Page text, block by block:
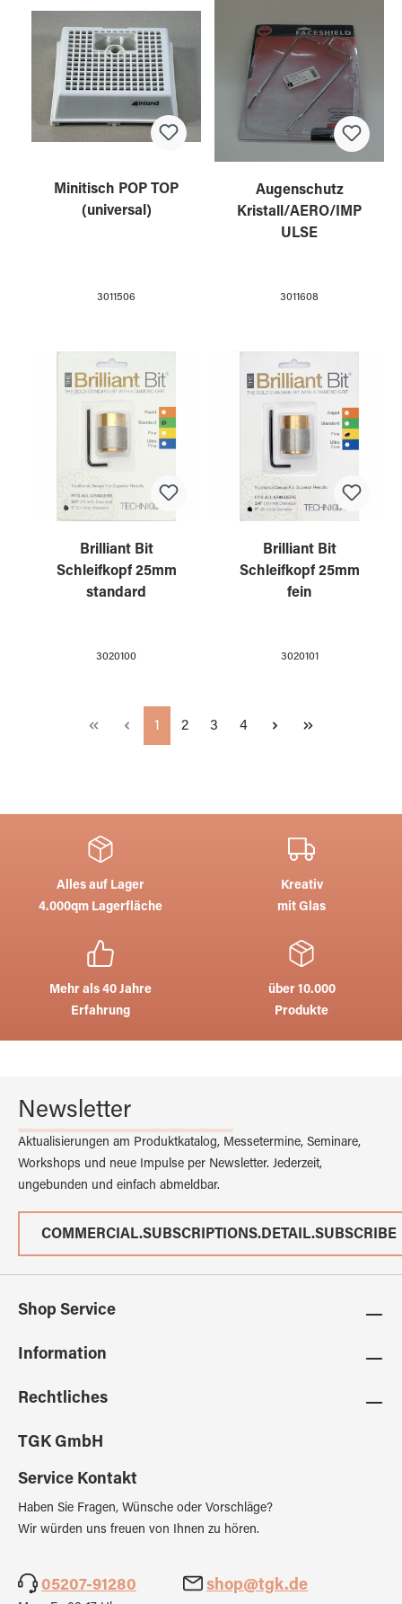
Minitisch POP TOP
(universal)
3011506
Augenschutz
Kristall/AERO/IMP
ULSE
3011608
Brilliant Bit
Schleifkopf 25mm
standard
3020100
Brilliant Bit
Schleifkopf 25mm
fein
3020101
Seite
1 Seite
2 Seite
3 Seite
4
Alles auf Lager
4.000qm Lagerfläche
Kreativ
mit Glas
Mehr als 40 Jahre
Erfahrung
über 10.000
Produkte
Newsletter
Aktualisierungen am Produktkatalog, Messetermine, Seminare,
Workshops und neue Impulse per Newsletter. Jederzeit,
ungebunden und einfach abmeldbar.
COMMERCIAL.SUBSCRIPTIONS.DETAIL.SUBSCRIBE
Shop Service
Information
Rechtliches
TGK GmbH
Service Kontakt
Haben Sie Fragen, Wünsche oder Vorschläge?
Wir würden uns freuen von Ihnen zu hören.
05207-91280 shop@tgk.de